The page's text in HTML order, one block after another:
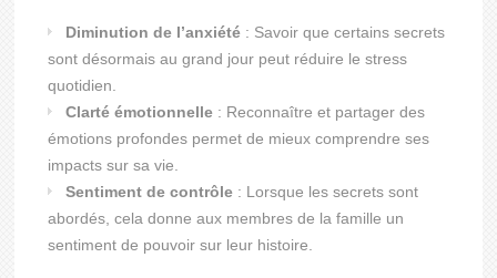
Diminution de l’anxiété : Savoir que certains secrets
sont désormais au grand jour peut réduire le stress
quotidien.
Clarté émotionnelle : Reconnaître et partager des
émotions profondes permet de mieux comprendre ses
impacts sur sa vie.
Sentiment de contrôle : Lorsque les secrets sont
abordés, cela donne aux membres de la famille un
sentiment de pouvoir sur leur histoire.